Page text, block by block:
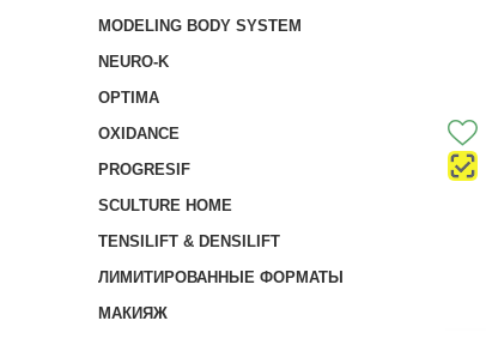
MODELING BODY SYSTEM
NEURO-K
OPTIMA
OXIDANCE
PROGRESIF
SCULTURE HOME
TENSILIFT & DENSILIFT
ЛИМИТИРОВАННЫЕ ФОРМАТЫ
МАКИЯЖ